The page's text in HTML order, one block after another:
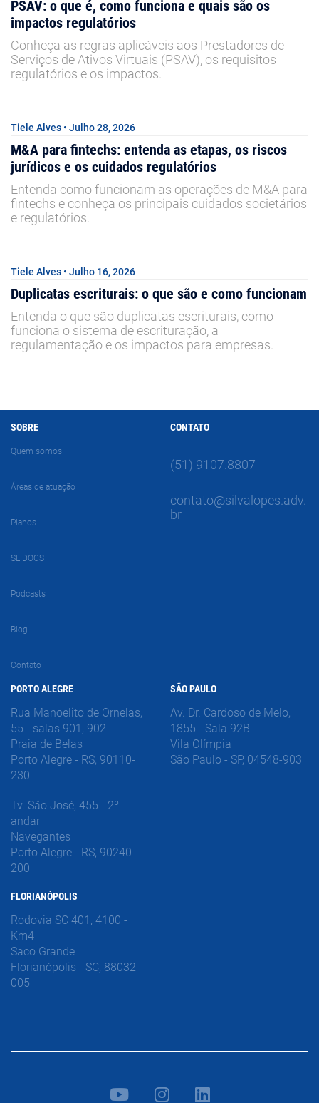
PSAV: o que é, como funciona e quais são os
impactos regulatórios
Conheça as regras aplicáveis aos Prestadores de
Serviços de Ativos Virtuais (PSAV), os requisitos
regulatórios e os impactos.
Tiele Alves • Julho 28, 2026
M&A para fintechs: entenda as etapas, os riscos
jurídicos e os cuidados regulatórios
Entenda como funcionam as operações de M&A para
fintechs e conheça os principais cuidados societários
e regulatórios.
Tiele Alves • Julho 16, 2026
Duplicatas escriturais: o que são e como funcionam
Entenda o que são duplicatas escriturais, como
funciona o sistema de escrituração, a
regulamentação e os impactos para empresas.
SOBRE
Quem somos
Áreas de atuação
Planos
SL DOCS
Podcasts
Blog
Contato
CONTATO
(51) 9107.8807
contato@silvalopes.adv.
br
PORTO ALEGRE
Rua Manoelito de Ornelas,
55 - salas 901, 902
Praia de Belas
Porto Alegre - RS, 90110-
230
Tv. São José, 455 - 2º
andar
Navegantes
Porto Alegre - RS, 90240-
200
FLORIANÓPOLIS
Rodovia SC 401, 4100 -
Km4
Saco Grande
Florianópolis - SC, 88032-
005
SÃO PAULO
Av. Dr. Cardoso de Melo,
1855 - Sala 92B
Vila Olímpia
São Paulo - SP, 04548-903